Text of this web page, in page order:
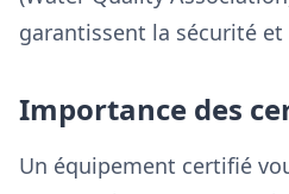
garantissent la sécurité
Importance des
Un équipement certifié